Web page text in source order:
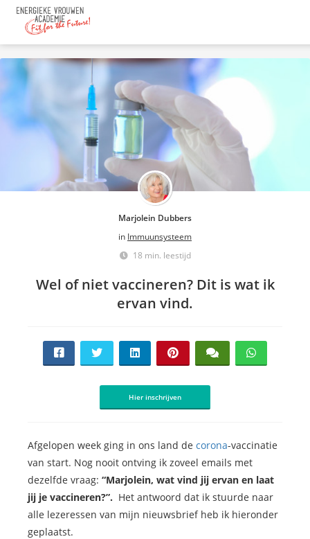
Marjolein Dubbers
in Immuunsysteem
18 min. leestijd
Wel of niet vaccineren? Dit is wat ik
ervan vind.
Hier inschrijven
Afgelopen week ging in ons land de corona-vaccinatie
van start. Nog nooit ontving ik zoveel emails met
dezelfde vraag: “Marjolein, wat vind jij ervan en laat
jij je vaccineren?”. Het antwoord dat ik stuurde naar
alle lezeressen van mijn nieuwsbrief heb ik hieronder
geplaatst.